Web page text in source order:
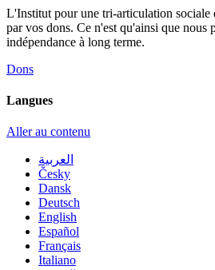
L'Institut pour une tri-articulation sociale
par vos dons. Ce n'est qu'ainsi que nous
indépendance à long terme.
Dons
Langues
Aller au contenu
العربية
Česky
Dansk
Deutsch
English
Español
Français
Italiano